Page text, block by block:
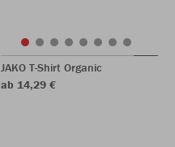
JAKO T-Shirt Organic
ab 14,29 €